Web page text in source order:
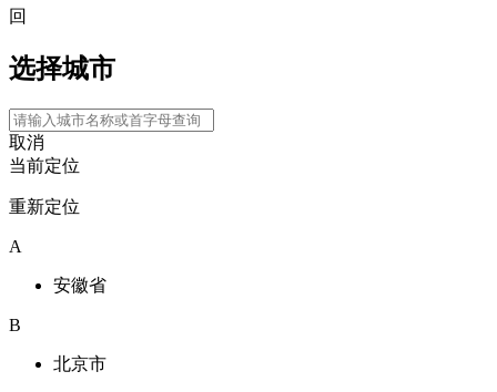
回
选择城市
取消
当前定位
重新定位
A
安徽省
B
北京市